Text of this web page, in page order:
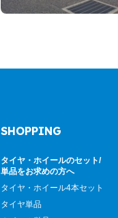
SHOPPING
タイヤ・ホイールのセット/
単品をお求めの方へ
タイヤ・ホイール4本セット
タイヤ単品